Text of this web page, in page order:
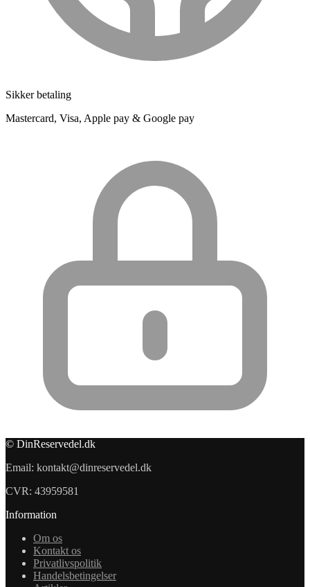
Sikker betaling
Mastercard, Visa, Apple pay & Google pay
© DinReservedel.dk
Email: kontakt@dinreservedel.dk
CVR: 43959581
Information
Om os
Kontakt os
Privatlivspolitik
Handelsbetingelser